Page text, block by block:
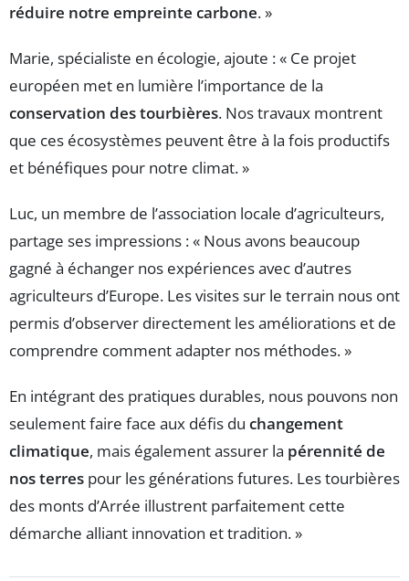
réduire notre empreinte carbone. »
Marie, spécialiste en écologie, ajoute : « Ce projet
européen met en lumière l’importance de la
conservation des tourbières. Nos travaux montrent
que ces écosystèmes peuvent être à la fois productifs
et bénéfiques pour notre climat. »
Luc, un membre de l’association locale d’agriculteurs,
partage ses impressions : « Nous avons beaucoup
gagné à échanger nos expériences avec d’autres
agriculteurs d’Europe. Les visites sur le terrain nous ont
permis d’observer directement les améliorations et de
comprendre comment adapter nos méthodes. »
En intégrant des pratiques durables, nous pouvons non
seulement faire face aux défis du changement
climatique, mais également assurer la pérennité de
nos terres pour les générations futures. Les tourbières
des monts d’Arrée illustrent parfaitement cette
démarche alliant innovation et tradition. »